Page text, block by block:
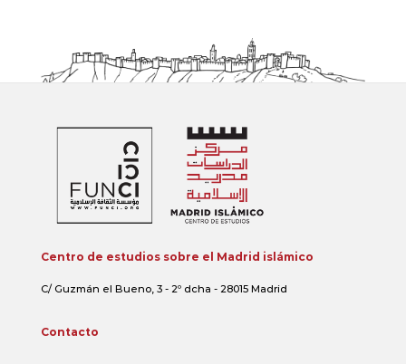
Centro de estudios sobre el Madrid islámico
C/ Guzmán el Bueno, 3 - 2º dcha - 28015 Madrid
Contacto